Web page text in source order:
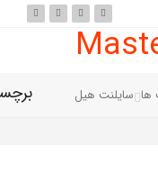
سایلنت هیل